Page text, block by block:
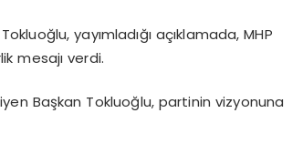
yayımladığı açıklamada, MHP
mesajı verdi.
Başkan Tokluoğlu, partinin vizyonuna